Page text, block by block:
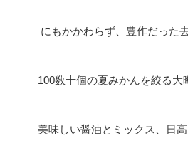
にもかかわらず、豊作だった
100数十個の夏みかんを絞る大
美味しい醤油とミックス、日